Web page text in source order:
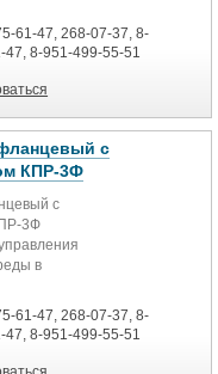
0…0,8 МПа
0…60°C
61-47, 268-07-37, 8-
47, 8-951-499-55-51
с
КПР-3Ф
с
3Ф
в
крана к
61-47, 268-07-37, 8-
47, 8-951-499-55-51